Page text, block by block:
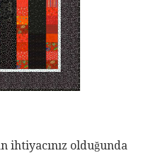
ihtiyacınız olduğunda